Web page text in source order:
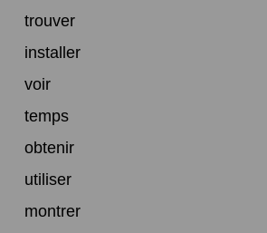
trouver
installer
voir
temps
obtenir
utiliser
montrer